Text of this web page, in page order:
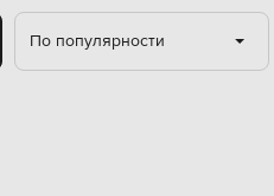
По популярности